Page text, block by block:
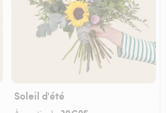
Soleil d'été